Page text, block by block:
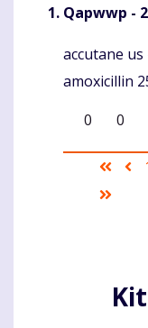
Qapwwp -
Komentaras
accutane us
amoxicillin
0
0
Pagination
First